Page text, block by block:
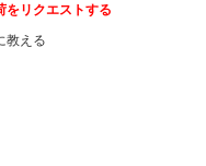
をリクエストする
教える